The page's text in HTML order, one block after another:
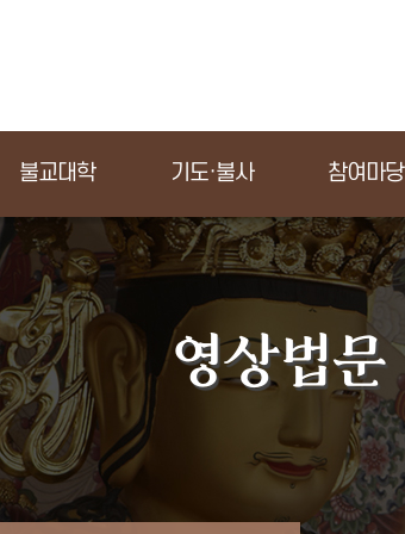
불교대학 기도·불사 참여마당
영상법문